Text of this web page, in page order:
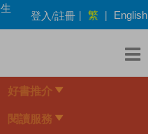
登入/註冊 | 繁 | English
好書推介
閱讀服務